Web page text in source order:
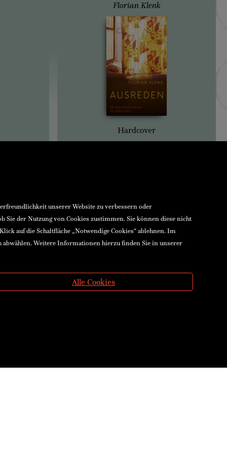
Florian Klenk
Hardcover
unserer Website zu verbessern oder
Sie der Nutzung von Cookies zustimmen. Sie können diese nicht
auf die Schaltfläche „Notwendige Cookies“ ablehnen. Im
abwählen. Weitere Informationen hierzu finden Sie in unserer
Alle Cookies